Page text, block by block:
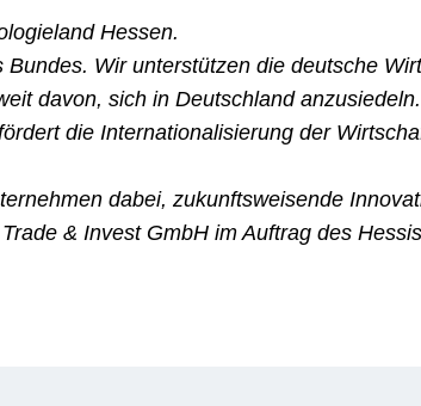
Hessen.
Wir unterstützen die deutsche
davon, sich in Deutschland anzusiedeln.
die Internationalisierung der
dabei, zukunftsweisende
& Invest GmbH im Auftrag des